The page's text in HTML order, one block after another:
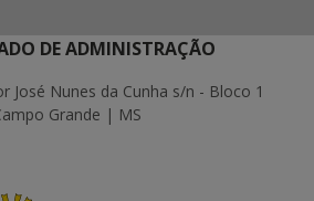
DE ADMINISTRAÇÃO
José Nunes da Cunha s/n - Bloco 1
Grande | MS